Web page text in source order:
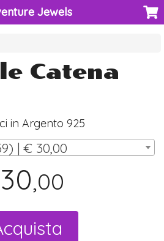
Jewels
Catena
in Argento 925
| € 30,00
30,00